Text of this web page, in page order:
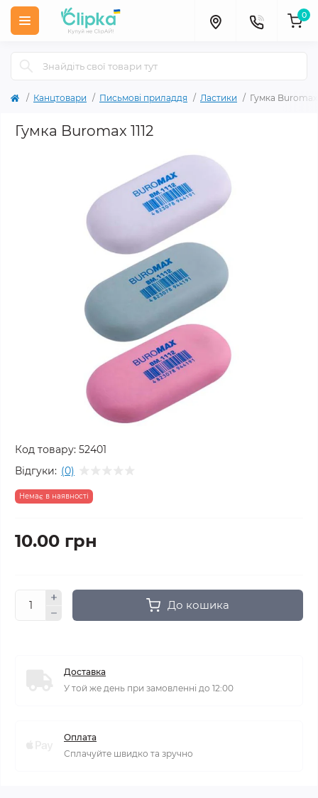
0
Канцтовари Письмові приладдя Ластики Гумка Buromax
Гумка Buromax 1112
Код товару: 52401
Відгуки: (0)
Немає в наявності
10.00 грн
До кошика
Доставка
У той же день при замовленні до 12:00
Оплата
Сплачуйте швидко та зручно